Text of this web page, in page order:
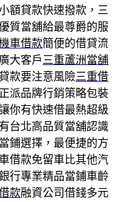
額貸款快速撥款，三
質當舖給最尊爵的服
車借款簡便的借貸流
大客戶 三重蘆洲當舖
款要注意風險三重借
派品牌行銷策略包裝
你有快速借最熱超級
台北高品質當舖認識
鋪選擇，最便捷的方
借款免留車比其他汽
行專業精品當鋪車齡
款融資公司借錢多元